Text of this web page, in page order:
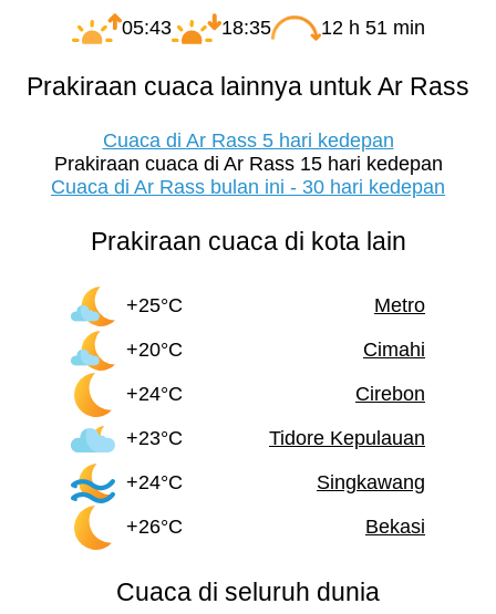
05:43 18:35 12 h 51 min
Prakiraan cuaca lainnya untuk Ar Rass
Cuaca di Ar Rass 5 hari kedepan
Prakiraan cuaca di Ar Rass 15 hari kedepan
Cuaca di Ar Rass bulan ini - 30 hari kedepan
Prakiraan cuaca di kota lain
+25°C
Metro
+20°C
Cimahi
+24°C
Cirebon
+23°C
Tidore Kepulauan
+24°C
Singkawang
+26°C
Bekasi
Cuaca di seluruh dunia